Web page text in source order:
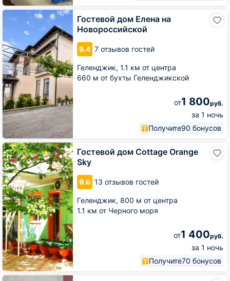
Гостевой дом Елена на
Новороссийской
9.4 7 отзывов гостей
Геленджик, 1.1 км от центра
660 м от бухты Геленджикской
от1 800руб.
за 1 ночь
Получите90 бонусов
Гостевой
на
Новороссийской
Гостевой дом Cottage Orange
Sky
9.6 13 отзывов гостей
Геленджик, 800 м от центра
1.1 км от Черного моря
от1 400руб.
за 1 ночь
Получите70 бонусов
Гостевой
дом
Cottage
Orange
Sky
Гостевой